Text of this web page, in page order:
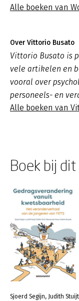
Alle boeken van
Over Vittorio Busato
Vittorio Busato is
vele artikelen en
vooral over
personeels- en
Alle boeken van
Boek bij
Sjoerd Segijn, Judith